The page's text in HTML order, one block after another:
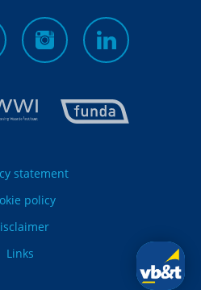
statement
policy
Links